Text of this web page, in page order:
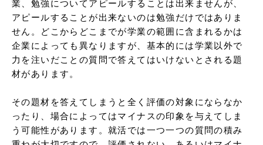
業、勉強についてアピールすることは出来ませんが、
アピールすることが出来ないのは勉強だけではありま
せん。どこからどこまでが学業の範囲に含まれるかは
企業によっても異なりますが、基本的には学業以外で
力を注いだことの質問で答えてはいけないとされる題
材があります。
その題材を答えてしまうと全く評価の対象にならなか
ったり、場合によってはマイナスの印象を与えてしま
う可能性があります。就活では一つ一つの質問の積み